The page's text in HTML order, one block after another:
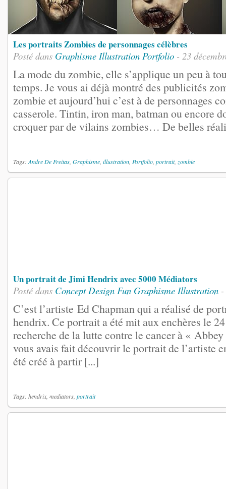
Les portraits Zombies de personnages célèbres
Posté dans Graphisme Illustration Portfolio - 23
La mode du zombie, elle s’applique un peu à
temps. Je vous ai déjà montré des publicités
zombie et aujourd’hui c’est à de personnages
casserole. Tintin, iron man, batman ou encore
croquer par de vilains zombies… De belles
Tags: Andre De Freitas Graphisme illustration Portfolio portrait, zombie
Un portrait de Jimi Hendrix avec 5000 Médiators
Posté dans Concept Design Fun Graphisme Illustration
C’est l’artiste Ed Chapman qui a réalisé de
hendrix. Ce portrait a été mit aux enchères le
recherche de la lutte contre le cancer à «
vous avais fait découvrir le portrait de l’artiste
été créé à partir [...]
Tags: hendrix, mediators, portrait